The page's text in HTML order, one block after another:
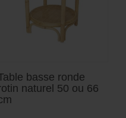
basse ronde
naturel 50 ou 66